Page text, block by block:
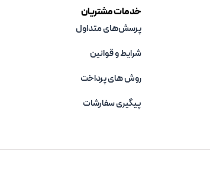
خدمات مشتریان
پرسش‌های متداول
شرایط و قوانین
روش های پرداخت
پیگیری سفارشات